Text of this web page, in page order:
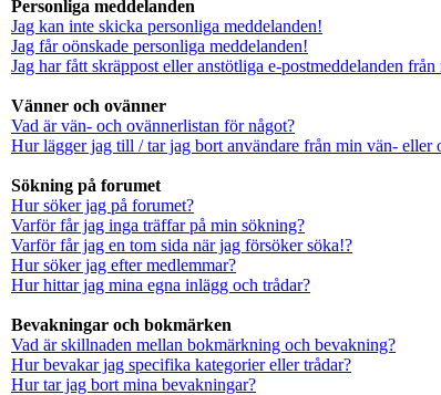
Personliga meddelanden
Jag kan inte skicka personliga meddelanden!
Jag får oönskade personliga meddelanden!
Jag har fått skräppost eller anstötliga e-postmeddelanden
Vänner och ovänner
Vad är vän- och ovännerlistan för något?
Hur lägger jag till / tar jag bort användare från min vän- eller
Sökning på forumet
Hur söker jag på forumet?
Varför får jag inga träffar på min sökning?
Varför får jag en tom sida när jag försöker söka!?
Hur söker jag efter medlemmar?
Hur hittar jag mina egna inlägg och trådar?
Bevakningar och bokmärken
Vad är skillnaden mellan bokmärkning och bevakning?
Hur bevakar jag specifika kategorier eller trådar?
Hur tar jag bort mina bevakningar?